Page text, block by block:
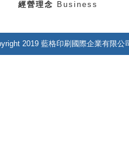
經營理念 Business
2019 藍格印刷國際企業有限